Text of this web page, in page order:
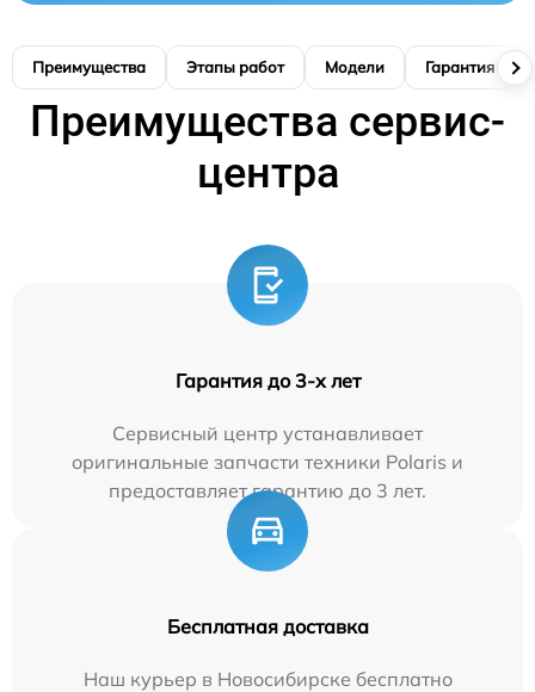
Преимущества Этапы работ Модели Гарантия
Преимущества сервис-
центра
Гарантия до 3-х лет
Сервисный центр устанавливает
оригинальные запчасти техники Polaris и
предоставляет гарантию до 3 лет.
Бесплатная доставка
Наш курьер в Новосибирске бесплатно